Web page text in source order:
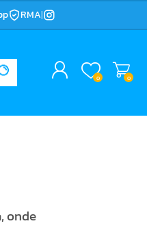
RMA|
0 0
onde